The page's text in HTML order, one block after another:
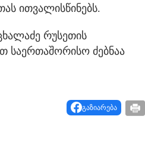
ითვალისწინებს.
რუსეთის
საერთაშორისო ძებნაა
გაზიარება